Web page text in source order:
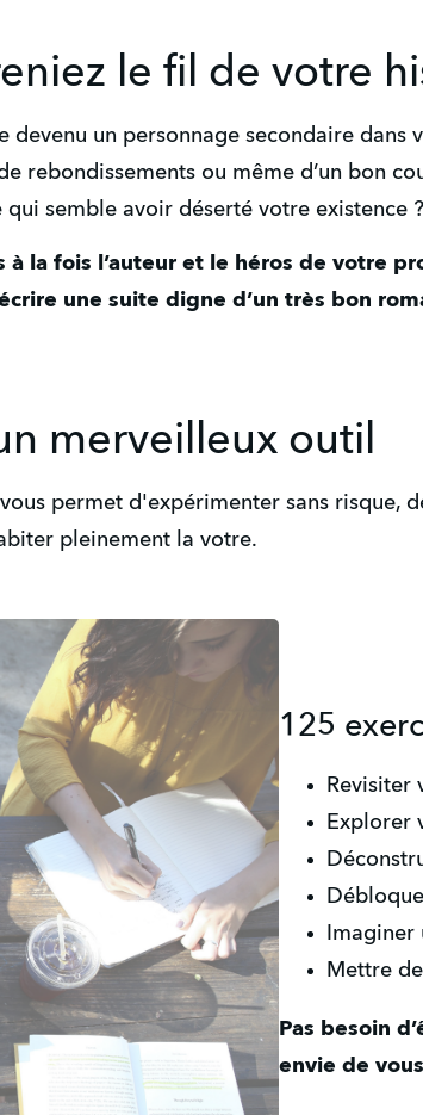
le fil de votre
devenu un personnage secondaire
rebondissements ou même d’un bon
semble avoir déserté votre existence ?
à la fois l’auteur et le héros de votre
une suite digne d’un très bon
merveilleux outil
permet d'expérimenter sans risque,
pleinement la votre.
125
Revisiter
Explorer
Mettre
Pas besoin
envie de